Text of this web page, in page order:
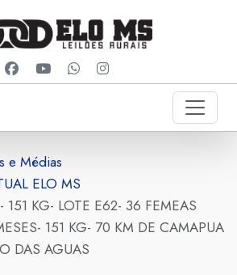
e Médias
ELO MS
151 KG- LOTE E62- 36 FEMEAS
151 KG- 70 KM DE CAMAPUA
DAS AGUAS